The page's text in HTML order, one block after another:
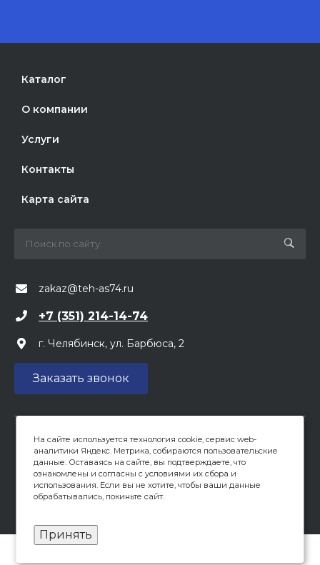
Каталог
О компании
Услуги
Контакты
Карта сайта
zakaz@teh-as74.ru
+7 (351) 214-14-74
г. Челябинск, ул. Барбюса, 2
Заказать звонок
Вся предоставленная на сайте информация, касающаяся
цен, носит информационный характер и не является
публичной офертой, определяемой положениями ст 437
(2) ГК РФ. Опубликованная на данном сайте информация
может быть изменена в любое время без
На сайте используется технология cookie, сервис web-
аналитики Яндекс. Метрика, собираются пользовательские
данные. Оставаясь на сайте, вы подтверждаете, что
ознакомлены и согласны с условиями их сбора и
использования. Если вы не хотите, чтобы ваши данные
обрабатывались, покиньте сайт.
Принять